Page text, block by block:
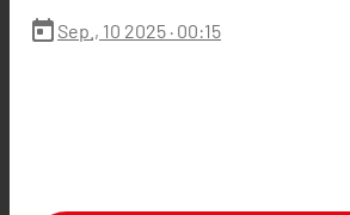
today Sep., 10 2025 · 00:15